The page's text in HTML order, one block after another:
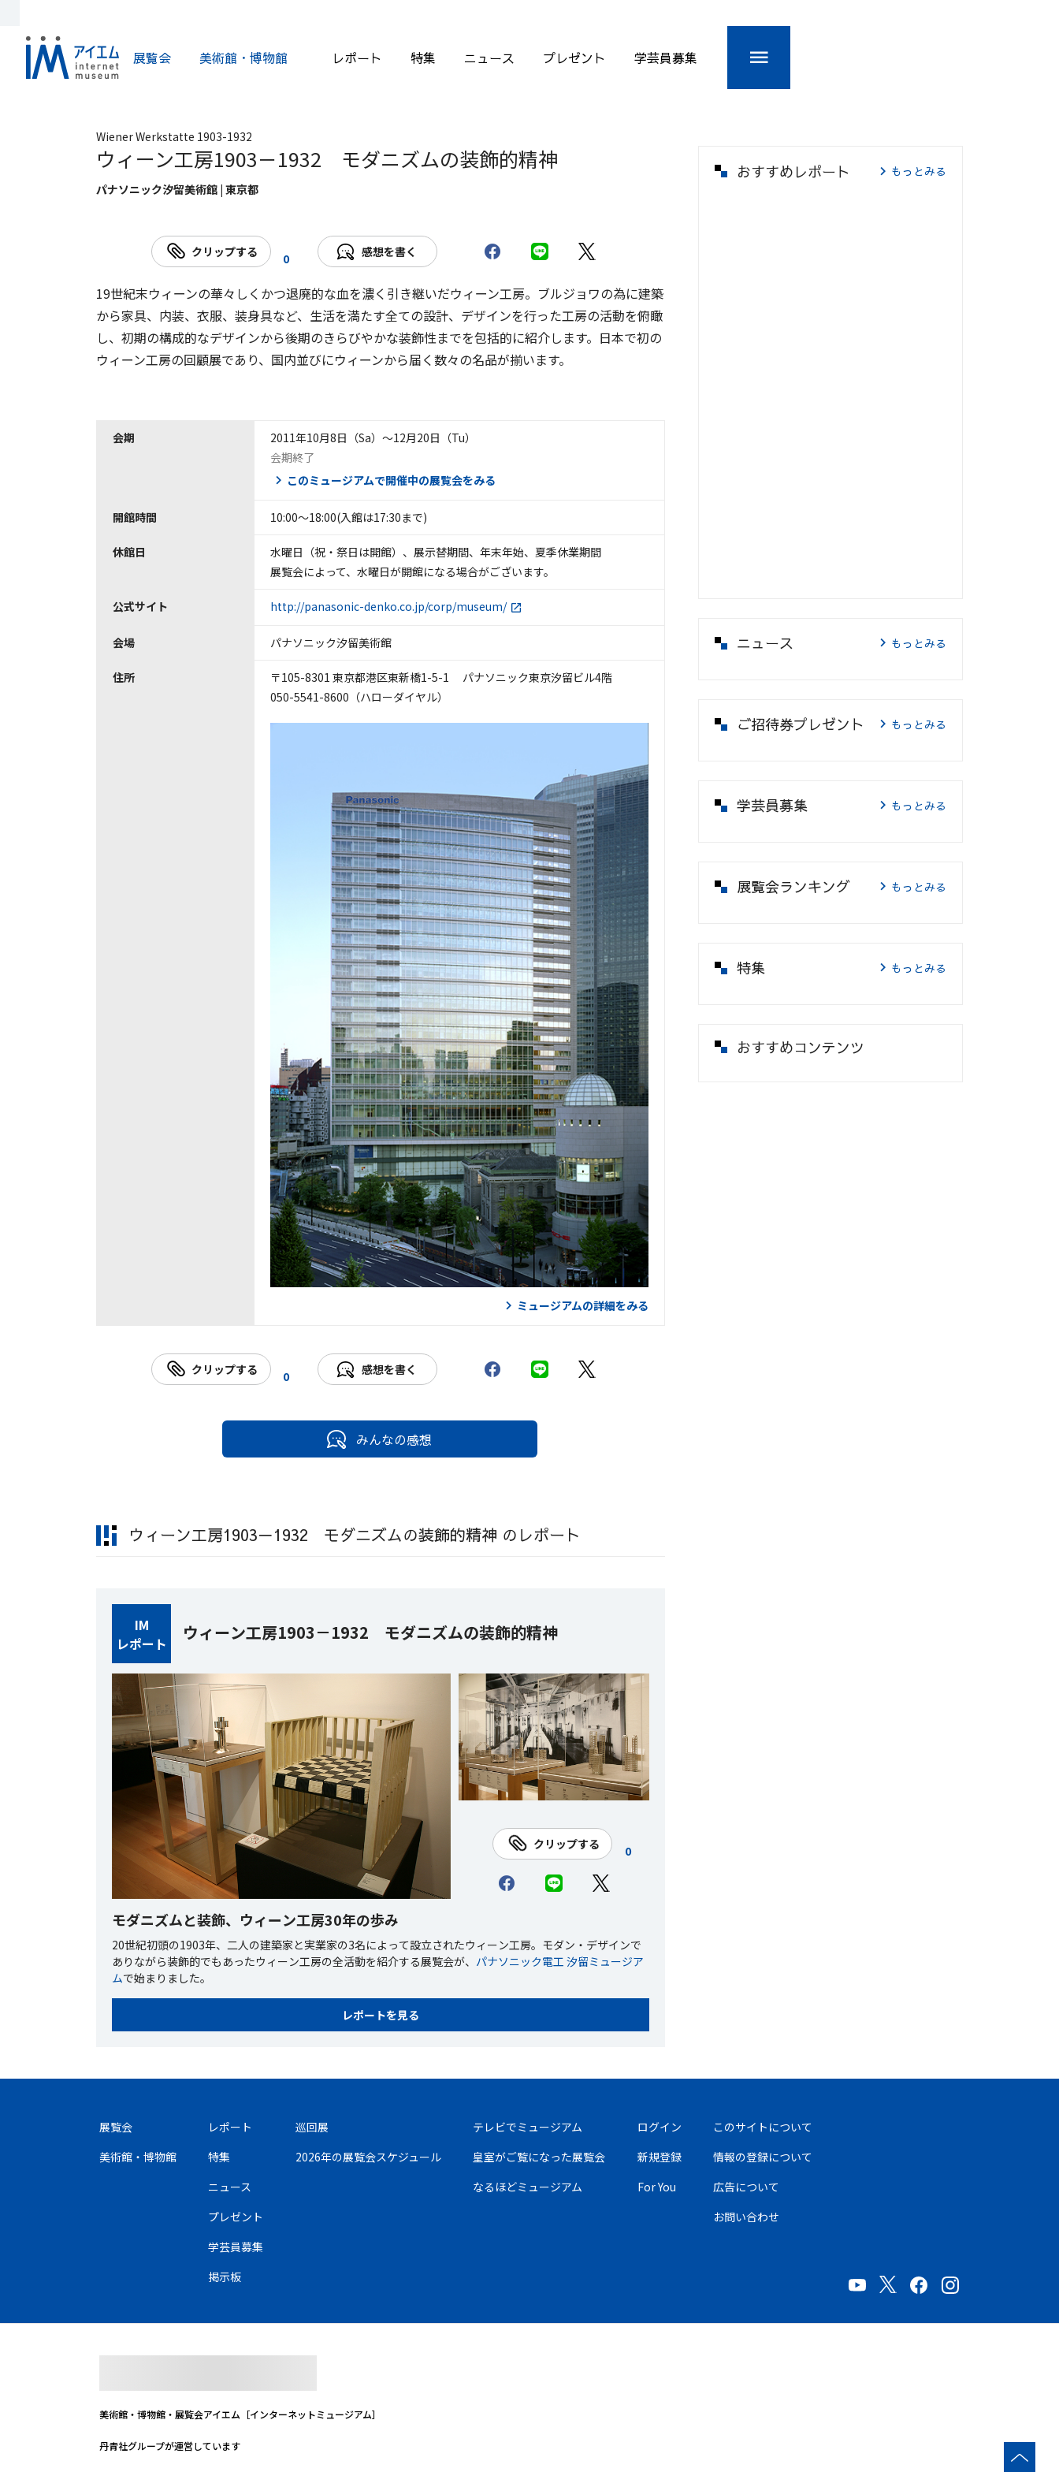
展覧会 美術館・博物館 レポート 特集 ニュース プレゼント 学芸員募集
Wiener Werkstatte 1903-1932
ウィーン工房1903－1932 モダニズムの装飾的精神
パナソニック汐留美術館 | 東京都
クリップする 0 感想を書く
19世紀末ウィーンの華々しくかつ退廃的な血を濃く引き継いだウィーン工房。ブルジョワの為に建築
から家具、内装、衣服、装身具など、生活を満たす全ての設計、デザインを行った工房の活動を俯瞰
し、初期の構成的なデザインから後期のきらびやかな装飾性までを包括的に紹介します。日本で初の
ウィーン工房の回顧展であり、国内並びにウィーンから届く数々の名品が揃います。
会期
2011年10月8日（Sa）〜12月20日（Tu）
会期終了
このミュージアムで開催中の展覧会をみる
開館時間 10:00～18:00(入館は17:30まで)
休館日
水曜日（祝・祭日は開館）、展示替期間、年末年始、夏季休業期間
展覧会によって、水曜日が開館になる場合がございます。
公式サイト http://panasonic-denko.co.jp/corp/museum/
会場 パナソニック汐留美術館
住所
〒105-8301 東京都港区東新橋1-5-1 パナソニック東京汐留ビル4階
050-5541-8600（ハローダイヤル）
ミュージアムの詳細をみる
クリップする 0 感想を書く
みんなの感想
ウィーン工房1903－1932 モダニズムの装飾的精神 のレポート
IM
レポート
ウィーン工房1903－1932 モダニズムの装飾的精神
クリップする 0
モダニズムと装飾、ウィーン工房30年の歩み
20世紀初頭の1903年、二人の建築家と実業家の3名によって設立されたウィーン工房。モダン・デザインで
ありながら装飾的でもあったウィーン工房の全活動を紹介する展覧会が、 パナソニック電工 汐留ミュージア
ムで始まりました。
レポートを見る
おすすめレポート もっとみる
ニュース もっとみる
ご招待券プレゼント もっとみる
学芸員募集 もっとみる
展覧会ランキング もっとみる
特集 もっとみる
おすすめコンテンツ
展覧会
美術館・博物館
レポート
特集
ニュース
プレゼント
学芸員募集
掲示板
巡回展
2026年の展覧会スケジュール
テレビでミュージアム
皇室がご覧になった展覧会
なるほどミュージアム
ログイン
新規登録
For You
このサイトについて
情報の登録について
広告について
お問い合わせ
美術館・博物館・展覧会アイエム［インターネットミュージアム］
丹青社グループが運営しています